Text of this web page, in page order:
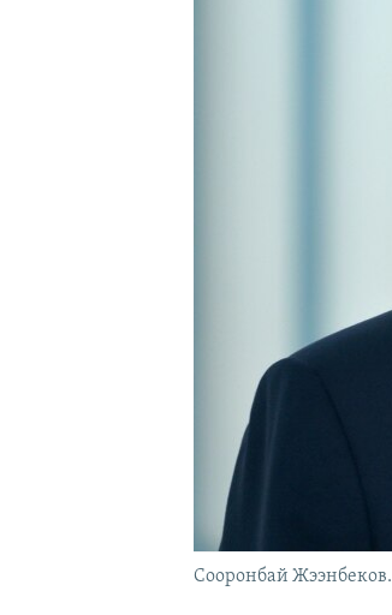
Сооронбай Жээнбеков.